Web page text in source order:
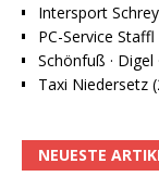
Intersport
PC-Service Staffl
Schönfuß ·
Taxi Niedersetz
NEUESTE